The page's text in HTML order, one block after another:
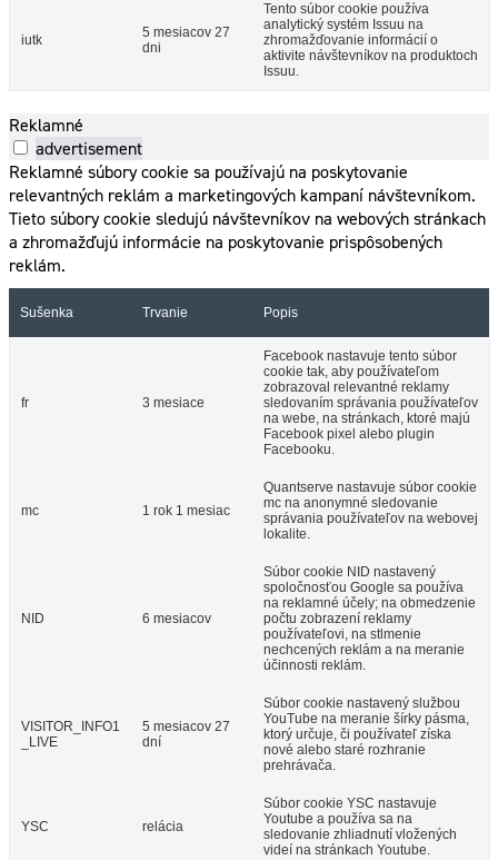
iutk
5 mesiacov 27
dni
Tento súbor cookie používa
analytický systém Issuu na
zhromažďovanie informácií o
aktivite návštevníkov na produktoch
Issuu.
Reklamné
advertisement
Reklamné súbory cookie sa používajú na poskytovanie
relevantných reklám a marketingových kampaní návštevníkom.
Tieto súbory cookie sledujú návštevníkov na webových stránkach
a zhromažďujú informácie na poskytovanie prispôsobených
reklám.
Sušenka Trvanie Popis
fr 3 mesiace
Facebook nastavuje tento súbor
cookie tak, aby používateľom
zobrazoval relevantné reklamy
sledovaním správania používateľov
na webe, na stránkach, ktoré majú
Facebook pixel alebo plugin
Facebooku.
mc 1 rok 1 mesiac
Quantserve nastavuje súbor cookie
mc na anonymné sledovanie
správania používateľov na webovej
lokalite.
NID 6 mesiacov
Súbor cookie NID nastavený
spoločnosťou Google sa používa
na reklamné účely; na obmedzenie
počtu zobrazení reklamy
používateľovi, na stlmenie
nechcených reklám a na meranie
účinnosti reklám.
VISITOR_INFO1
_LIVE
5 mesiacov 27
dní
Súbor cookie nastavený službou
YouTube na meranie šírky pásma,
ktorý určuje, či používateľ získa
nové alebo staré rozhranie
prehrávača.
YSC relácia
Súbor cookie YSC nastavuje
Youtube a používa sa na
sledovanie zhliadnutí vložených
videí na stránkach Youtube.